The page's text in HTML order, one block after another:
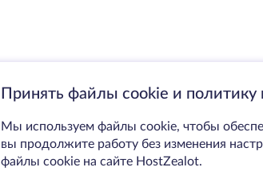
Принять файлы cookie и политику
Мы используем файлы cookie, чтобы
вы продолжите работу без изменения
файлы cookie на сайте HostZealot.